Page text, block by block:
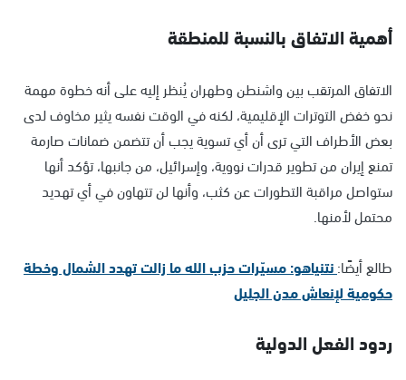
أهمية الاتفاق بالنسبة للمنطقة
الاتفاق المرتقب بين واشنطن وطهران يُنظر إليه على أنه خطوة مهمة
نحو خفض التوترات الإقليمية، لكنه في الوقت نفسه يثير مخاوف لدى
بعض الأطراف التي ترى أن أي تسوية يجب أن تتضمن ضمانات صارمة
تمنع إيران من تطوير قدرات نووية، وإسرائيل، من جانبها، تؤكد أنها
ستواصل مراقبة التطورات عن كثب، وأنها لن تتهاون في أي تهديد
محتمل لأمنها.
طالع أيضًا:نتنياهو: مسيّرات حزب الله ما زالت تهدد الشمال وخطة
حكومية لإنعاش مدن الجليل
ردود الفعل الدولية